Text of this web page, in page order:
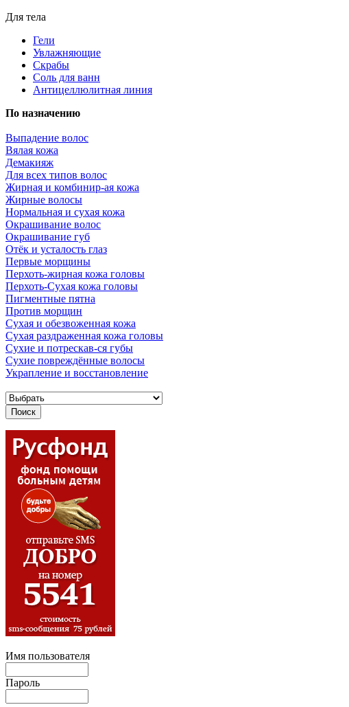
Для тела
Гели
Увлажняющие
Скрабы
Соль для ванн
Антицеллюлитная линия
По назначению
Выпадение волос
Вялая кожа
Демакияж
Для всех типов волос
Жирная и комбинир-ая кожа
Жирные волосы
Нормальная и сухая кожа
Окрашивание волос
Окрашивание губ
Отёк и усталость глаз
Первые морщины
Перхоть-жирная кожа головы
Перхоть-Сухая кожа головы
Пигментные пятна
Против морщин
Сухая и обезвоженная кожа
Сухая раздраженная кожа головы
Сухие и потрескав-ся губы
Сухие повреждённые волосы
Украпление и восстановление
Имя пользователя
Пароль